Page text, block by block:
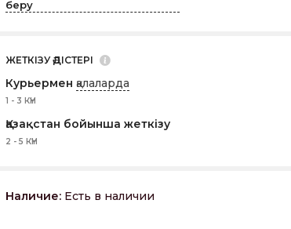
беру
ЖЕТКІЗУ ӘДІСТЕРІ
Курьермен қалаларда
1 - 3 КҮН
Қазақстан бойынша жеткізу
2 - 5 КҮН
Наличие: Есть в наличии